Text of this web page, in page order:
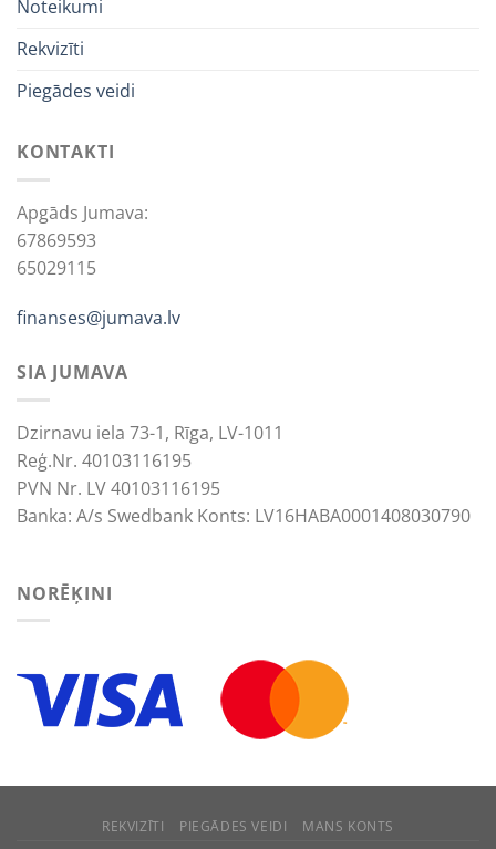
We use cookies to improve your experience.
ACCEPT
REJECT
Noteikumi
Rekvizīti
Piegādes veidi
KONTAKTI
Apgāds Jumava:
67869593
65029115
finanses@jumava.lv
SIA JUMAVA
Dzirnavu iela 73-1, Rīga, LV-1011
Reģ.Nr. 40103116195
PVN Nr. LV 40103116195
Banka: A/s Swedbank Konts: LV16HABA0001408030790
NORĒĶINI
REKVIZĪTI PIEGĀDES VEIDI MANS KONTS